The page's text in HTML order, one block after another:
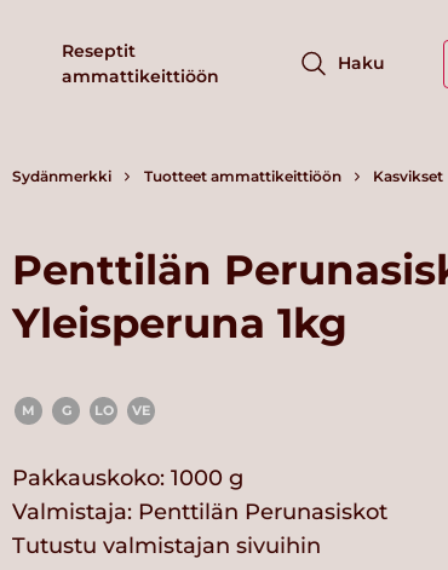
Reseptit
ammattikeittiöön
Haku
Sydänmerkki Tuotteet ammattikeittiöön Kasvikset
Penttilän
Yleisperuna 1kg
M G LO VE
Pakkauskoko: 1000 g
Valmistaja: Penttilän Perunasiskot
Tutustu valmistajan sivuihin